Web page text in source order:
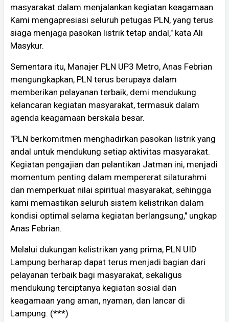
masyarakat dalam menjalankan kegiatan keagamaan.
Kami mengapresiasi seluruh petugas PLN, yang terus
siaga menjaga pasokan listrik tetap andal," kata Ali
Masykur.
Sementara itu, Manajer PLN UP3 Metro, Anas Febrian
mengungkapkan, PLN terus berupaya dalam
memberikan pelayanan terbaik, demi mendukung
kelancaran kegiatan masyarakat, termasuk dalam
agenda keagamaan berskala besar.
"PLN berkomitmen menghadirkan pasokan listrik yang
andal untuk mendukung setiap aktivitas masyarakat.
Kegiatan pengajian dan pelantikan Jatman ini, menjadi
momentum penting dalam mempererat silaturahmi
dan memperkuat nilai spiritual masyarakat, sehingga
kami memastikan seluruh sistem kelistrikan dalam
kondisi optimal selama kegiatan berlangsung," ungkap
Anas Febrian.
Melalui dukungan kelistrikan yang prima, PLN UID
Lampung berharap dapat terus menjadi bagian dari
pelayanan terbaik bagi masyarakat, sekaligus
mendukung terciptanya kegiatan sosial dan
keagamaan yang aman, nyaman, dan lancar di
Lampung. (***)